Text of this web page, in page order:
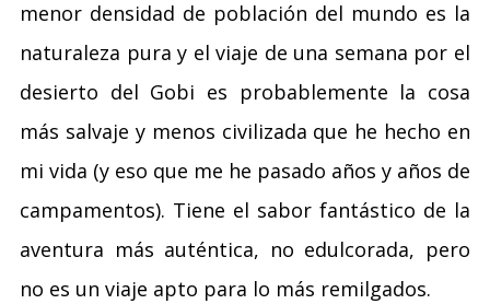
menor densidad de población del mundo es la
naturaleza pura y el viaje de una semana por el
desierto del Gobi es probablemente la cosa
más salvaje y menos civilizada que he hecho en
mi vida (y eso que me he pasado años y años de
campamentos). Tiene el sabor fantástico de la
aventura más auténtica, no edulcorada, pero
no es un viaje apto para lo más remilgados.